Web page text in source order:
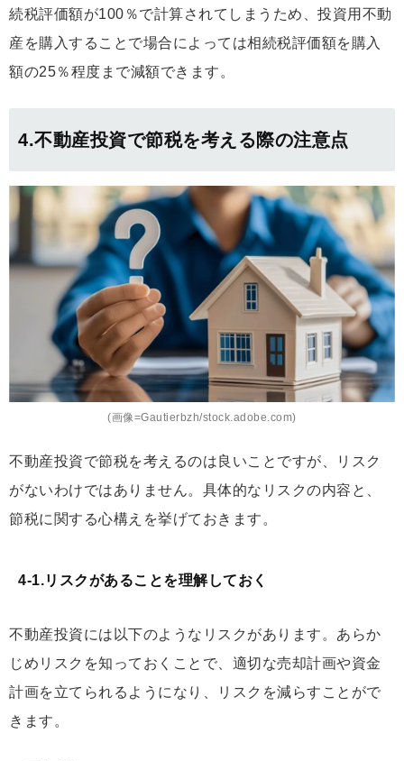
続税評価額が100％で計算されてしまうため、投資用不動
産を購入することで場合によっては相続税評価額を購入
額の25％程度まで減額できます。
4.不動産投資で節税を考える際の注意点
(画像=Gautierbzh/stock.adobe.com)
不動産投資で節税を考えるのは良いことですが、リスク
がないわけではありません。具体的なリスクの内容と、
節税に関する心構えを挙げておきます。
4-1.リスクがあることを理解しておく
不動産投資には以下のようなリスクがあります。あらか
じめリスクを知っておくことで、適切な売却計画や資金
計画を立てられるようになり、リスクを減らすことがで
きます。